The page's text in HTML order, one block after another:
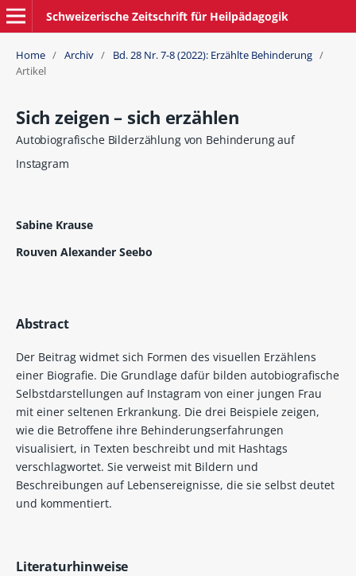
Schweizerische Zeitschrift für Heilpädagogik
Home / Archiv / Bd. 28 Nr. 7-8 (2022): Erzählte Behinderung /
Artikel
Sich zeigen – sich erzählen
Autobiografische Bilderzählung von Behinderung auf
Instagram
Sabine Krause
Rouven Alexander Seebo
Abstract
Der Beitrag widmet sich Formen des visuellen Erzählens
einer Biografie. Die Grundlage dafür bilden autobiografische
Selbstdarstellungen auf Instagram von einer jungen Frau
mit einer seltenen Erkrankung. Die drei Beispiele zeigen,
wie die Betroffene ihre Behinderungserfahrungen
visualisiert, in Texten beschreibt und mit Hashtags
verschlagwortet. Sie verweist mit Bildern und
Beschreibungen auf Lebensereignisse, die sie selbst deutet
und kommentiert.
Literaturhinweise